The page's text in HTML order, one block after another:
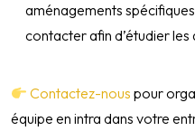
aménagements
contacter afin d’étudier
Contactez-nous pour
équipe en intra dans votre